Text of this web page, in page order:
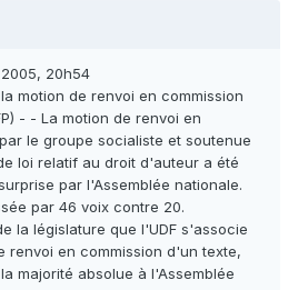
20h54
motion de renvoi en commission
- - La motion de renvoi en
le groupe socialiste et soutenue
loi relatif au droit d'auteur a été
par l'Assemblée nationale.
par 46 voix contre 20.
la législature que l'UDF s'associe
renvoi en commission d'un texte,
majorité absolue à l'Assemblée